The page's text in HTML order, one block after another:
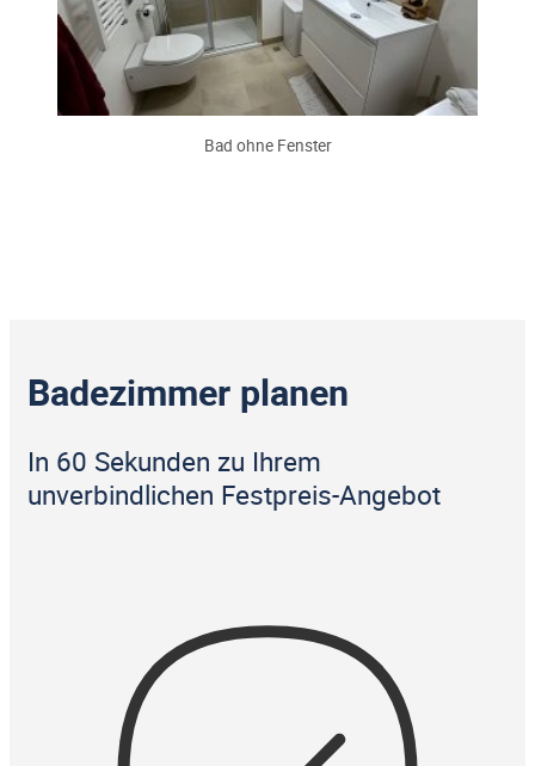
Bad ohne Fenster
Badezimmer planen
In 60 Sekunden zu Ihrem
unverbindlichen Festpreis-Angebot